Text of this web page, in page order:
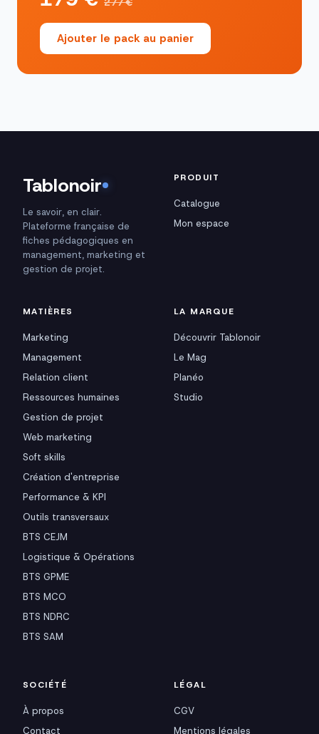
Ajouter le pack au panier
Tablonoir
Le savoir, en clair.
Plateforme française de
fiches pédagogiques en
management, marketing et
gestion de projet.
PRODUIT
Catalogue
Mon espace
MATIÈRES
Marketing
Management
Relation client
Ressources humaines
Gestion de projet
Web marketing
Soft skills
Création d'entreprise
Performance & KPI
Outils transversaux
BTS CEJM
Logistique & Opérations
BTS GPME
BTS MCO
BTS NDRC
BTS SAM
LA MARQUE
Découvrir Tablonoir
Le Mag
Planéo
Studio
SOCIÉTÉ
À propos
Contact
LÉGAL
CGV
Mentions légales